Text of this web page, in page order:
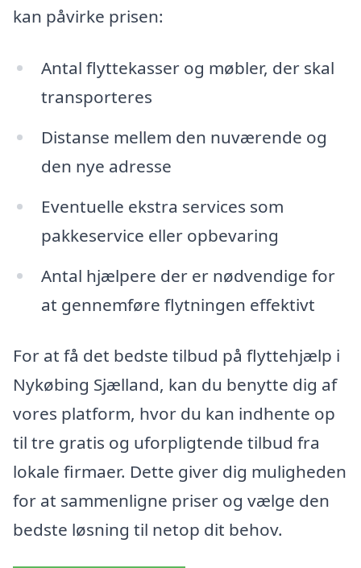
kan påvirke prisen:
Antal flyttekasser og møbler, der skal
transporteres
Distanse mellem den nuværende og
den nye adresse
Eventuelle ekstra services som
pakkeservice eller opbevaring
Antal hjælpere der er nødvendige for
at gennemføre flytningen effektivt
For at få det bedste tilbud på flyttehjælp i
Nykøbing Sjælland, kan du benytte dig af
vores platform, hvor du kan indhente op
til tre gratis og uforpligtende tilbud fra
lokale firmaer. Dette giver dig muligheden
for at sammenligne priser og vælge den
bedste løsning til netop dit behov.